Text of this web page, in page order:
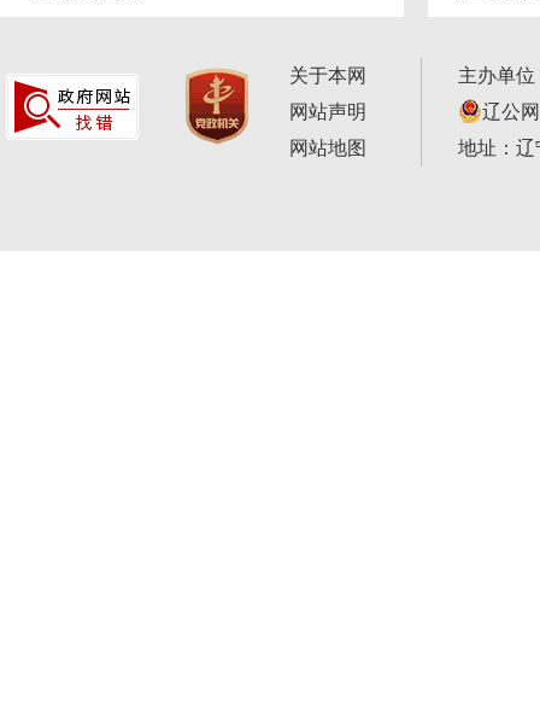
关于本网
网站声明
网站地图
主办单
辽公
地址：辽